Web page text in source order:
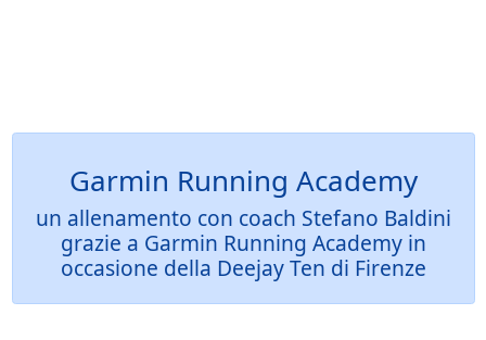
Garmin Running Academy
un allenamento con coach Stefano Baldini
grazie a Garmin Running Academy in
occasione della Deejay Ten di Firenze